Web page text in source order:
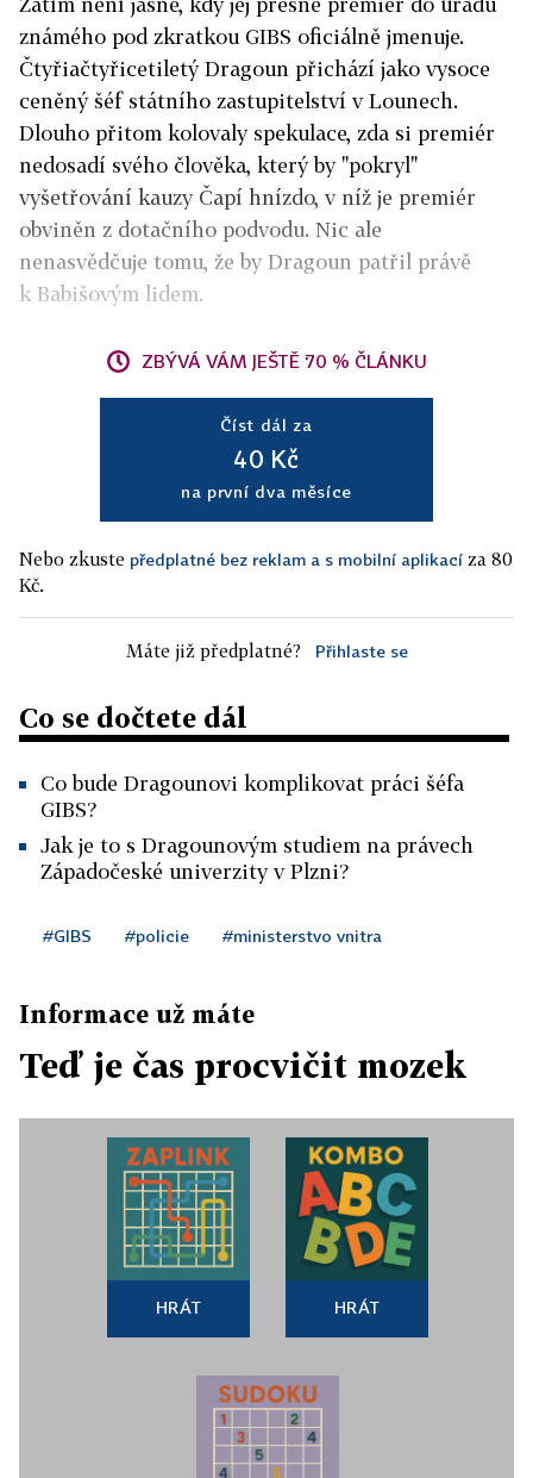
známého pod zkratkou GIBS oficiálně jmenuje.
Čtyřiačtyřicetiletý Dragoun přichází jako vysoce
ceněný šéf státního zastupitelství v Lounech.
Dlouho přitom kolovaly spekulace, zda si premiér
nedosadí svého člověka, který by "pokryl"
vyšetřování kauzy Čapí hnízdo, v níž je premiér
obviněn z dotačního podvodu. Nic ale
nenasvědčuje tomu, že by Dragoun patřil právě
k Babišovým lidem.
ZBÝVÁ VÁM JEŠTĚ 70 % ČLÁNKU
Číst dál za
40 Kč
na první dva měsíce
Nebo zkuste předplatné bez reklam a s mobilní aplikací za 80
Kč.
Máte již předplatné? Přihlaste se
Co se dočtete dál
Co bude Dragounovi komplikovat práci šéfa
GIBS?
Jak je to s Dragounovým studiem na právech
Západočeské univerzity v Plzni?
#GIBS #policie #ministerstvo vnitra
Informace už máte
Teď je čas procvičit mozek
HRÁT HRÁT